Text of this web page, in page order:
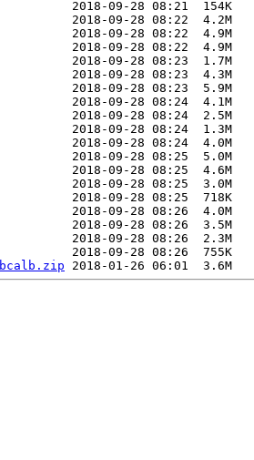
2018-09-28 08:21  154K
2018-09-28 08:22  4.2M
2018-09-28 08:22  4.9M
2018-09-28 08:22  4.9M
2018-09-28 08:23  1.7M
2018-09-28 08:23  4.3M
2018-09-28 08:23  5.9M
2018-09-28 08:24  4.1M
2018-09-28 08:24  2.5M
2018-09-28 08:24  1.3M
2018-09-28 08:24  4.0M
2018-09-28 08:25  5.0M
2018-09-28 08:25  4.6M
2018-09-28 08:25  3.0M
2018-09-28 08:25  718K
2018-09-28 08:26  4.0M
2018-09-28 08:26  3.5M
2018-09-28 08:26  2.3M
2018-09-28 08:26  755K